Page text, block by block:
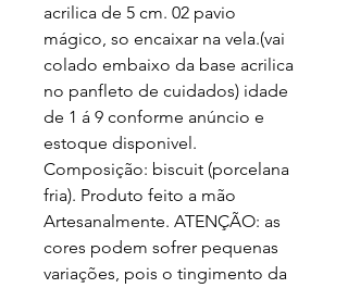
acrilica de 5 cm. 02 pavio
mágico, so encaixar na vela.(vai
colado embaixo da base acrilica
no panfleto de cuidados) idade
de 1 á 9 conforme anúncio e
estoque disponivel.
Composição: biscuit (porcelana
fria). Produto feito a mão
Artesanalmente. ATENÇÃO: as
cores podem sofrer pequenas
variações, pois o tingimento da